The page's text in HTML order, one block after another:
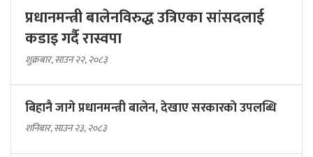
प्रधानमन्त्री बालेनविरुद्ध उत्रिएका सांसदलाई
कडाइ गर्दै रास्वपा
शुक्रबार, साउन २२, २०८३
बिहानै जागे प्रधानमन्त्री बालेन, देखाए सरकारकाे उपलब्धि
शनिबार, साउन २३, २०८३